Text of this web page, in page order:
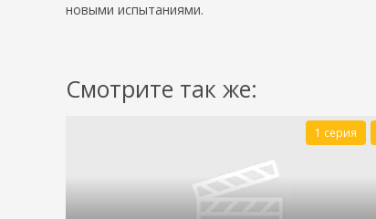
новыми испытаниями.
Смотрите так же:
1 серия